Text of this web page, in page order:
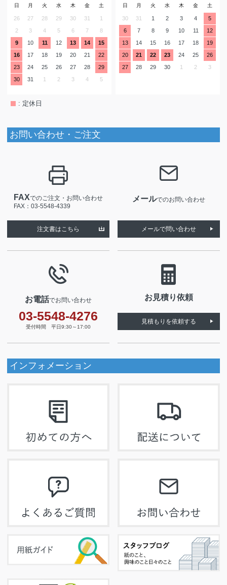
日 月 火 水 木 金 土
26 27 28 29 30 31
1
2
3 4 5 6 7
8
9
10 11 12 13 14
15
16
17 18 19 20 21
22
23
24 25 26 27 28
29
30
31 1 2 3 4 5
日 月 火 水 木 金 土
30 31 1 2 3 4
5
6
7 8 9 10 11
12
13
14 15 16 17 18
19
20
21 22 23 24 25
26
27
28 29 30 1 2 3
: 定休日
お問い合わせ・ご注文
FAXでのご注文・お問い合わせ
FAX：03-5548-4339
注文書はこちら
メールでのお問い合わせ
メールで問い合わせ
お電話でお問い合わせ
03-5548-4276
受付時間 平日9:30～17:00
お見積り依頼
見積もりを依頼する
インフォメーション